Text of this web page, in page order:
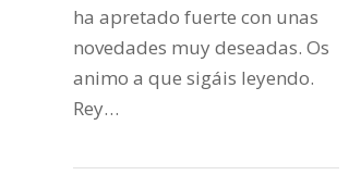
ha apretado fuerte con unas
novedades muy deseadas. Os
animo a que sigáis leyendo.
Rey…